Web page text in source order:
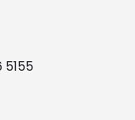
5155